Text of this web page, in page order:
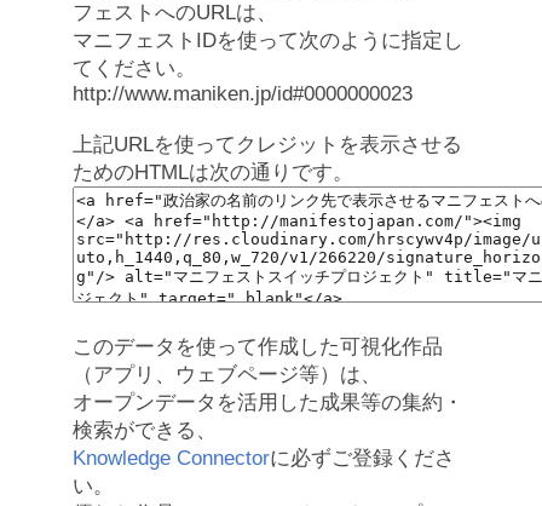
フェストへのURLは、
マニフェストIDを使って次のように指定し
てください。
http://www.maniken.jp/id#0000000023
上記URLを使ってクレジットを表示させる
ためのHTMLは次の通りです。
このデータを使って作成した可視化作品
（アプリ、ウェブページ等）は、
オープンデータを活用した成果等の集約・
検索ができる、
Knowledge Connectorに必ずご登録くださ
い。